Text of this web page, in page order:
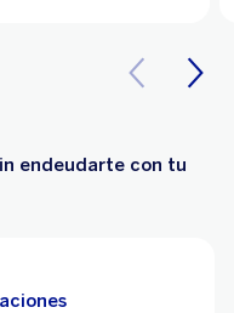
endeudarte con tu